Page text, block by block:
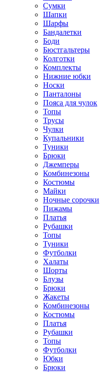
Сумки
Шапки
Шарфы
Бандалетки
Боди
Бюстгальтеры
Колготки
Комплекты
Нижние юбки
Носки
Панталоны
Поясa для чулок
Топы
Трусы
Чулки
Купальники
Туники
Брюки
Джемперы
Комбинезоны
Костюмы
Майки
Ночные сорочки
Пижамы
Платья
Рубашки
Топы
Туники
Футболки
Халаты
Шорты
Блузы
Брюки
Жакеты
Комбинезоны
Костюмы
Платья
Рубашки
Топы
Футболки
Юбки
Брюки